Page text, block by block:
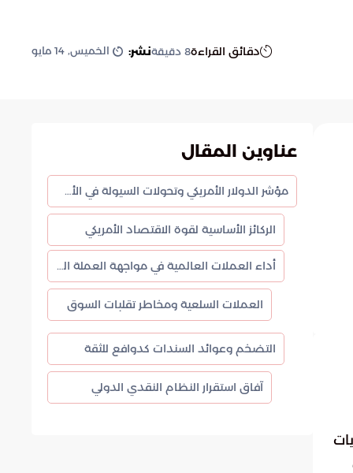
دقائق القراءة8 دقيقةنشر: الخميس, 14 مايو
عناوين المقال
مؤشر الدولار الأمريكي وتحولات السيولة في الأسواق العالمية
الركائز الأساسية لقوة الاقتصاد الأمريكي
أداء العملات العالمية في مواجهة العملة الخضراء
العملات السلعية ومخاطر تقلبات السوق
التضخم وعوائد السندات كدوافع للثقة
آفاق استقرار النظام النقدي الدولي